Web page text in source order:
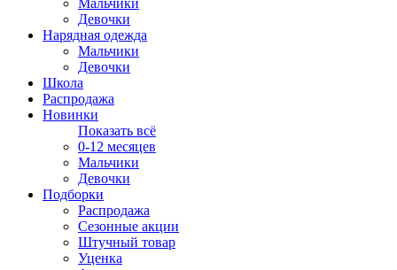
Мальчики
Девочки
Нарядная одежда
Мальчики
Девочки
Школа
Распродажа
Новинки
Показать всё
0-12 месяцев
Мальчики
Девочки
Подборки
Распродажа
Сезонные акции
Штучный товар
Уценка